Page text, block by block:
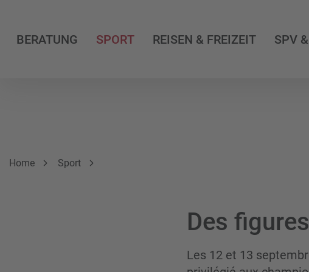
BERATUNG SPORT REISEN & FREIZEIT SPV
Breadcrumbnavigation
Sie befinden sich hier:
Home Sport
Des
Les 12 et 13